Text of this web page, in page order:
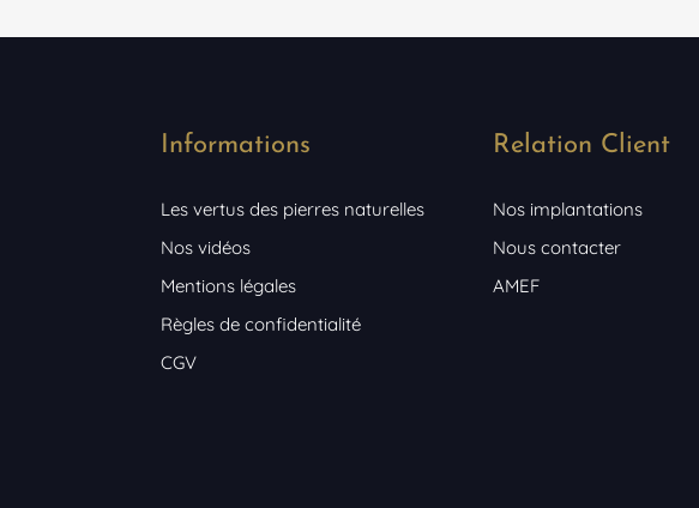
Informations
Les vertus des pierres naturelles
Nos vidéos
Mentions légales
Règles de confidentialité
CGV
Relation Client
Nos implantations
Nous contacter
AMEF